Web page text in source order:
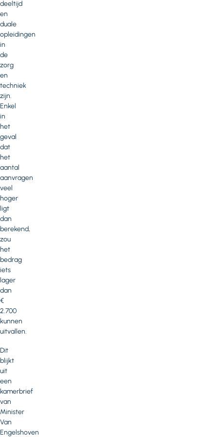
deeltijd
en
duale
opleidingen
in
de
zorg
en
techniek
zijn.
Enkel
in
het
geval
dat
het
aantal
aanvragen
veel
hoger
ligt
dan
berekend,
zou
het
bedrag
iets
lager
dan
€
2.700
kunnen
uitvallen.
Dit
blijkt
uit
een
kamerbrief
van
Minister
Van
Engelshoven